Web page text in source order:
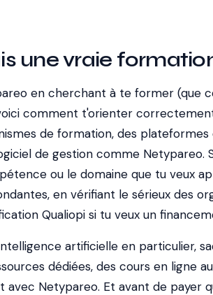
une vraie
en cherchant à te former (que
comment t'orienter
de formation, des plateformes
de gestion comme Netypareo.
ou le domaine que tu veux
en vérifiant le sérieux des
Qualiopi si tu veux un
artificielle en particulier,
dédiées, des cours en ligne
avec Netypareo. Et avant de payer